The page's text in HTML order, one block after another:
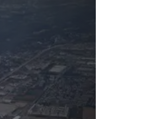
Überspringen